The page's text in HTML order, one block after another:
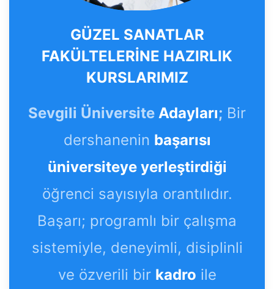
GÜZEL SANATLAR
FAKÜLTELERİNE HAZIRLIK
KURSLARIMIZ
Sevgili Üniversite Adayları; Bir
dershanenin başarısı
üniversiteye yerleştirdiği
öğrenci sayısıyla orantılıdır.
Başarı; programlı bir çalışma
sistemiyle, deneyimli, disiplinli
ve özverili bir kadro ile